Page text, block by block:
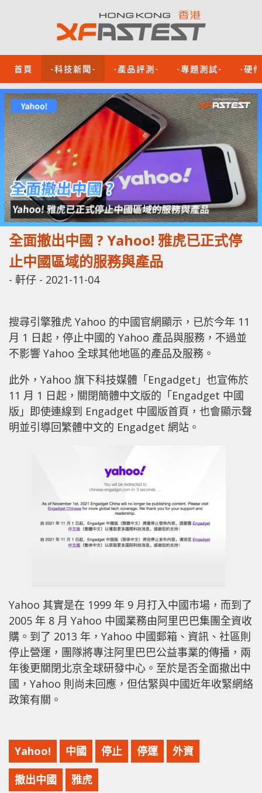
首頁 -科技新聞- -產品評測- -專題測試- -硬
全面撤出中國 ? Yahoo! 雅虎已正式停
止中國區域的服務與產品
- 軒仔 - 2021-11-04
搜尋引擎雅虎 Yahoo 的中國官網顯示，已於今年 11
月 1 日起，停止中國的 Yahoo 產品與服務，不過並
不影響 Yahoo 全球其他地區的產品及服務。
此外，Yahoo 旗下科技媒體「Engadget」也宣佈於
11 月 1 日起，關閉簡體中文版的「Engadget 中國
版」即使連線到 Engadget 中國版首頁，也會顯示聲
明並引導回繁體中文的 Engadget 網站。
Yahoo 其實是在 1999 年 9 月打入中國市場，而到了
2005 年 8 月 Yahoo 中國業務由阿里巴巴集團全資收
購。到了 2013 年，Yahoo 中國郵箱、資訊、社區則
停止營運，團隊將專注阿里巴巴公益事業的傳播，兩
年後更關閉北京全球研發中心。至於是否全面撤出中
國，Yahoo 則尚未回應，但估緊與中國近年收緊網絡
政策有關。
Yahoo! 中國 停止 停運 外資
撤出中國 雅虎